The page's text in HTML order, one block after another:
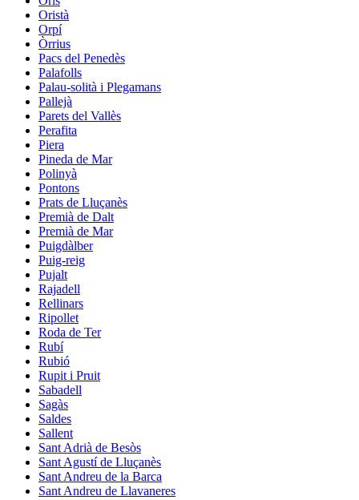
Oristà
Orpí
Òrrius
Pacs del Penedès
Palafolls
Palau-solità i Plegamans
Pallejà
Parets del Vallès
Perafita
Piera
Pineda de Mar
Polinyà
Pontons
Prats de Lluçanès
Premià de Dalt
Premià de Mar
Puigdàlber
Puig-reig
Pujalt
Rajadell
Rellinars
Ripollet
Roda de Ter
Rubí
Rubió
Rupit i Pruit
Sabadell
Sagàs
Saldes
Sallent
Sant Adrià de Besòs
Sant Agustí de Lluçanès
Sant Andreu de la Barca
Sant Andreu de Llavaneres